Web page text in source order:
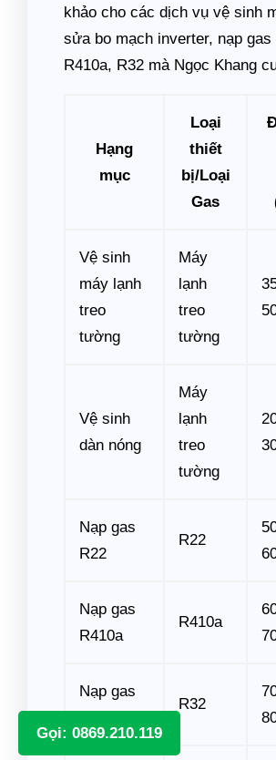
Gọi: 0869.210.119
khảo cho các dịch vụ vệ sinh
sửa bo mạch inverter, nạp gas
R410a, R32 mà Ngọc Khang
Hạng
mục
Loại
thiết
bị/Loại
Gas
Vệ sinh
máy lạnh
treo
tường
Máy
lạnh
treo
tường
Vệ sinh
dàn nóng
Máy
lạnh
treo
tường
Nạp gas
R22
R22
Nạp gas
R410a
R410a
Nạp gas
R32